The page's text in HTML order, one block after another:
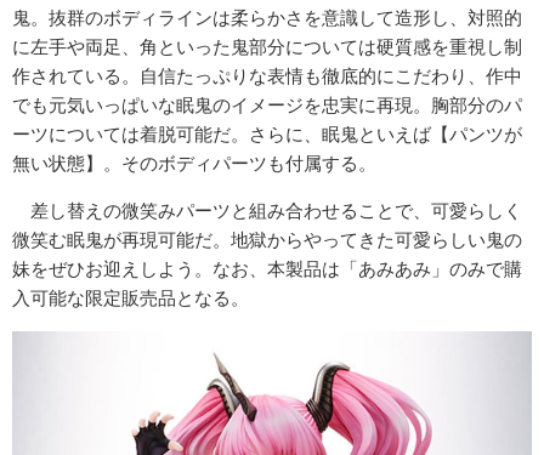
鬼。抜群のボディラインは柔らかさを意識して造形し、対照的
に左手や両足、角といった鬼部分については硬質感を重視し制
作されている。自信たっぷりな表情も徹底的にこだわり、作中
でも元気いっぱいな眠鬼のイメージを忠実に再現。胸部分のパ
ーツについては着脱可能だ。さらに、眠鬼といえば【パンツが
無い状態】。そのボディパーツも付属する。
差し替えの微笑みパーツと組み合わせることで、可愛らしく
微笑む眠鬼が再現可能だ。地獄からやってきた可愛らしい鬼の
妹をぜひお迎えしよう。なお、本製品は「あみあみ」のみで購
入可能な限定販売品となる。